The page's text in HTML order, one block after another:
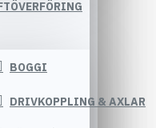
BOGGI
DRIVKOPPLING & AXLAR